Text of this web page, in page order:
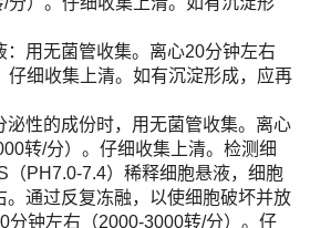
：用无菌管收集。离心20分钟左右
仔细收集上清。如有沉淀形成，应再
泌性的成份时，用无菌管收集。离心
转/分）。仔细收集上清。检测细
（PH7.0-7.4）稀释细胞悬液，细胞
。通过反复冻融，以使细胞破坏并放
分钟左右（2000-3000转/分）。仔